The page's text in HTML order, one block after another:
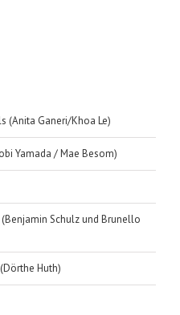
(Anita Ganeri/Khoa Le)
Yamada / Mae Besom)
Schulz und Brunello
Huth)